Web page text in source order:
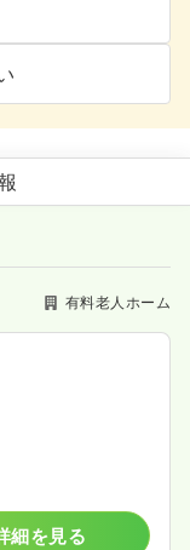
倶楽部
有料老人ホーム
細を見る